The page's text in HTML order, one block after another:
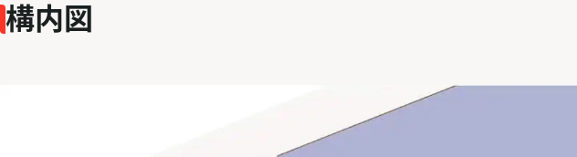
構内図